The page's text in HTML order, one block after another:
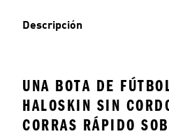
Descripción
UNA BOTA DE
HALOSKIN SIN
CORRAS RÁPIDO